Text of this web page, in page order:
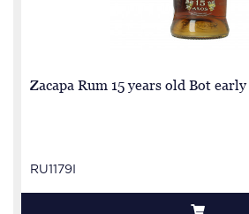
Zacapa Rum 15 years old Bot
RU1179I